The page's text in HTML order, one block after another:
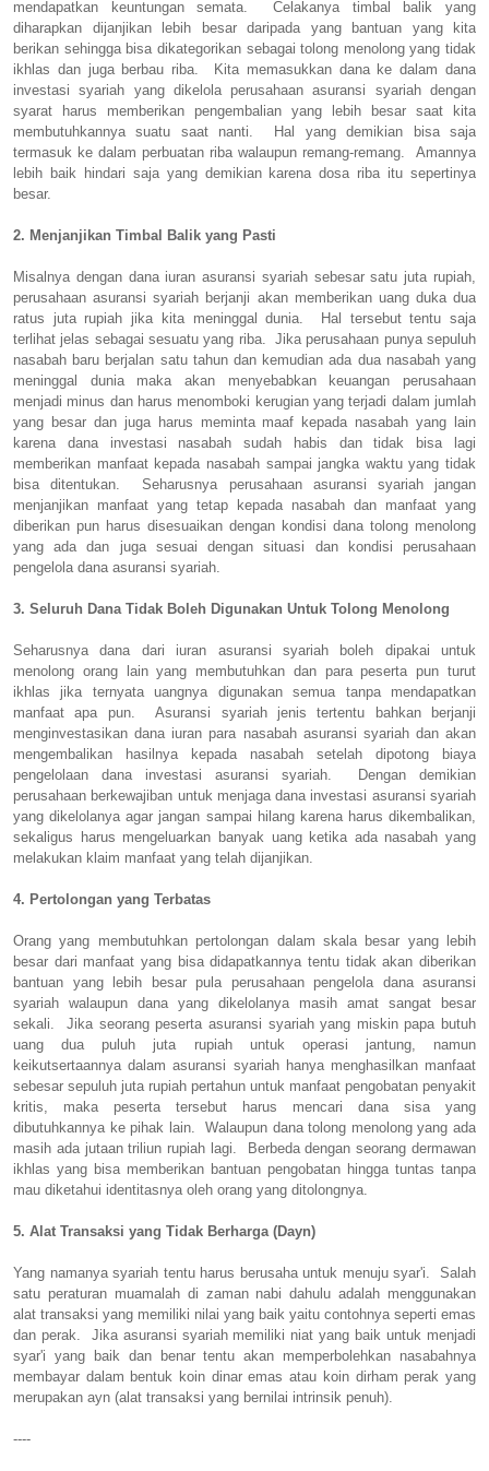
mendapatkan keuntungan semata. Celakanya timbal balik yang
diharapkan dijanjikan lebih besar daripada yang bantuan yang kita
berikan sehingga bisa dikategorikan sebagai tolong menolong yang tidak
ikhlas dan juga berbau riba. Kita memasukkan dana ke dalam dana
investasi syariah yang dikelola perusahaan asuransi syariah dengan
syarat harus memberikan pengembalian yang lebih besar saat kita
membutuhkannya suatu saat nanti. Hal yang demikian bisa saja
termasuk ke dalam perbuatan riba walaupun remang-remang. Amannya
lebih baik hindari saja yang demikian karena dosa riba itu sepertinya
besar.
2. Menjanjikan Timbal Balik yang Pasti
Misalnya dengan dana iuran asuransi syariah sebesar satu juta rupiah,
perusahaan asuransi syariah berjanji akan memberikan uang duka dua
ratus juta rupiah jika kita meninggal dunia. Hal tersebut tentu saja
terlihat jelas sebagai sesuatu yang riba. Jika perusahaan punya sepuluh
nasabah baru berjalan satu tahun dan kemudian ada dua nasabah yang
meninggal dunia maka akan menyebabkan keuangan perusahaan
menjadi minus dan harus menomboki kerugian yang terjadi dalam jumlah
yang besar dan juga harus meminta maaf kepada nasabah yang lain
karena dana investasi nasabah sudah habis dan tidak bisa lagi
memberikan manfaat kepada nasabah sampai jangka waktu yang tidak
bisa ditentukan. Seharusnya perusahaan asuransi syariah jangan
menjanjikan manfaat yang tetap kepada nasabah dan manfaat yang
diberikan pun harus disesuaikan dengan kondisi dana tolong menolong
yang ada dan juga sesuai dengan situasi dan kondisi perusahaan
pengelola dana asuransi syariah.
3. Seluruh Dana Tidak Boleh Digunakan Untuk Tolong Menolong
Seharusnya dana dari iuran asuransi syariah boleh dipakai untuk
menolong orang lain yang membutuhkan dan para peserta pun turut
ikhlas jika ternyata uangnya digunakan semua tanpa mendapatkan
manfaat apa pun. Asuransi syariah jenis tertentu bahkan berjanji
menginvestasikan dana iuran para nasabah asuransi syariah dan akan
mengembalikan hasilnya kepada nasabah setelah dipotong biaya
pengelolaan dana investasi asuransi syariah. Dengan demikian
perusahaan berkewajiban untuk menjaga dana investasi asuransi syariah
yang dikelolanya agar jangan sampai hilang karena harus dikembalikan,
sekaligus harus mengeluarkan banyak uang ketika ada nasabah yang
melakukan klaim manfaat yang telah dijanjikan.
4. Pertolongan yang Terbatas
Orang yang membutuhkan pertolongan dalam skala besar yang lebih
besar dari manfaat yang bisa didapatkannya tentu tidak akan diberikan
bantuan yang lebih besar pula perusahaan pengelola dana asuransi
syariah walaupun dana yang dikelolanya masih amat sangat besar
sekali. Jika seorang peserta asuransi syariah yang miskin papa butuh
uang dua puluh juta rupiah untuk operasi jantung, namun
keikutsertaannya dalam asuransi syariah hanya menghasilkan manfaat
sebesar sepuluh juta rupiah pertahun untuk manfaat pengobatan penyakit
kritis, maka peserta tersebut harus mencari dana sisa yang
dibutuhkannya ke pihak lain. Walaupun dana tolong menolong yang ada
masih ada jutaan triliun rupiah lagi. Berbeda dengan seorang dermawan
ikhlas yang bisa memberikan bantuan pengobatan hingga tuntas tanpa
mau diketahui identitasnya oleh orang yang ditolongnya.
5. Alat Transaksi yang Tidak Berharga (Dayn)
Yang namanya syariah tentu harus berusaha untuk menuju syar'i. Salah
satu peraturan muamalah di zaman nabi dahulu adalah menggunakan
alat transaksi yang memiliki nilai yang baik yaitu contohnya seperti emas
dan perak. Jika asuransi syariah memiliki niat yang baik untuk menjadi
syar'i yang baik dan benar tentu akan memperbolehkan nasabahnya
membayar dalam bentuk koin dinar emas atau koin dirham perak yang
merupakan ayn (alat transaksi yang bernilai intrinsik penuh).
----